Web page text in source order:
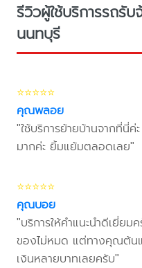
รีวิวผู้ใช้บริการรถรั
นนทบุรี
⭐⭐⭐⭐⭐
คุณพลอย
"ใช้บริการย้ายบ้านจากที่นี่
มากค่ะ ยิ้มแย้มตลอดเลย"
⭐⭐⭐⭐⭐
คุณบอย
"บริการให้คำแนะนำดีเยี่ย
ของไม่หมด แต่ทางคุณต้นแ
เงินหลายบาทเลยครับ"